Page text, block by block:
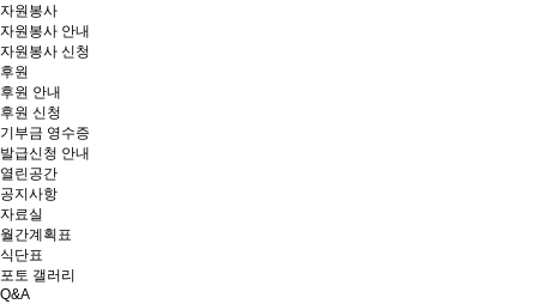
자원봉사
자원봉사 안내
자원봉사 신청
후원
후원 안내
후원 신청
기부금 영수증
발급신청 안내
열린공간
공지사항
자료실
월간계획표
식단표
포토 갤러리
Q&A